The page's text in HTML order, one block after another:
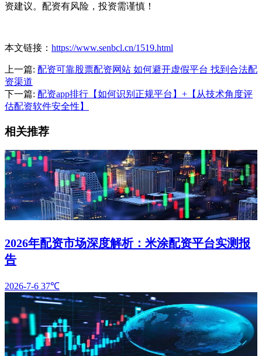
资建议。配资有风险，投资需谨慎！
本文链接： https://www.senbcl.cn/1519.html
上一篇: 配资可靠股票配资网站 如何避开虚假平台 找到合法配
资渠道
下一篇: 配资app排行【如何识别正规平台】+【从技术角度评
估配资软件安全性】
相关推荐
2026年配资市场深度解析：米涂配资平台实测报
告
2026-7-6 37℃